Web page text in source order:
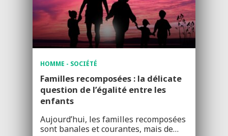
HOMME - SOCIÉTÉ
Familles recomposées : la délicate
question de l’égalité entre les
enfants
Aujourd’hui, les familles recomposées
sont banales et courantes, mais de…